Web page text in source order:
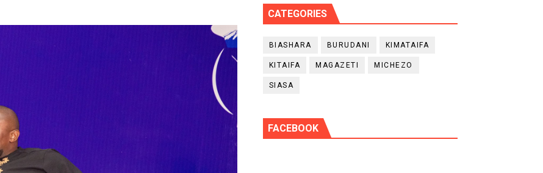
KUTHIBITISHA UBORA WA BIDHAA ZAO ARUSHA
VIPIMO: NAIBU WAZIRI MALIASILI APONGEZA
KUOMBA ALAMA YA UBORA MTANDAONI
NA MABORESHO YA TEMESA
CHA FURSA ZA UWEKEZAJI KUPITIA MIRADI YA UBIA (PPP)
CATEGORIES
BIASHARA BURUDANI KIMATAIFA
KITAIFA MAGAZETI MICHEZO
SIASA
FACEBOOK